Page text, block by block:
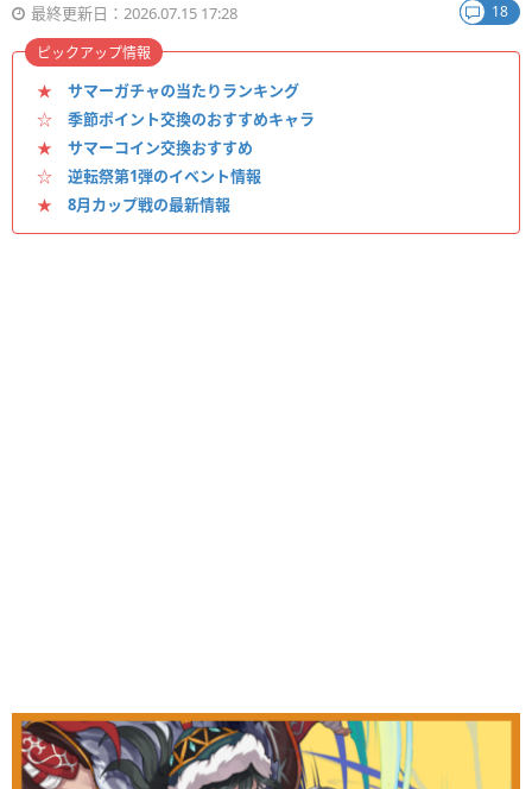
最終更新日：2026.07.15 17:28
18
★ サマーガチャの当たりランキング
☆ 季節ポイント交換のおすすめキャラ
★ サマーコイン交換おすすめ
☆ 逆転祭第1弾のイベント情報
★ 8月カップ戦の最新情報
ピックアップ情報